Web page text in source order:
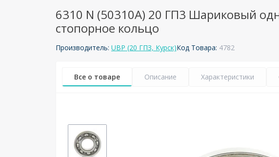
6310 N (50310А) 20 ГП3 Шариковый
стопорное кольцо
Производитель: UBP (20 ГПЗ, Курск)Код Товара: 4782
Все о товаре Описание Характеристики